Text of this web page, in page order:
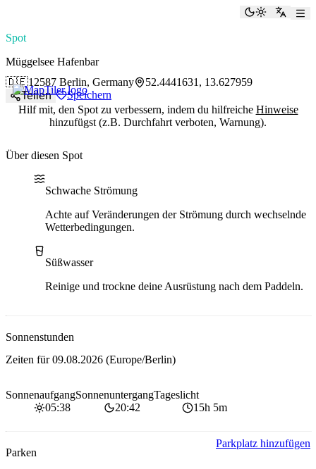
Zu
Spot
Müggelsee Hafenbar
🇩🇪12587 Berlin, Germany
52.4441631, 13.627959
Teilen
Speichern
Hilf mit, den Spot zu verbessern, indem du hilfreiche Hinweise
hinzufügst (z.B. Durchfahrt verboten, Warnung).
Über diesen Spot
Water current
Schwache Strömung
Achte auf Veränderungen der Strömung durch wechselnde
Wetterbedingungen.
Water type
Süßwasser
Reinige und trockne deine Ausrüstung nach dem Paddeln.
Sonnenstunden
Zeiten für09.08.2026 (Europe/Berlin)
Sonnenaufgang
05:38
Sonnenuntergang
20:42
Tageslicht
15h 5m
Parken
Parkplatz hinzufügen